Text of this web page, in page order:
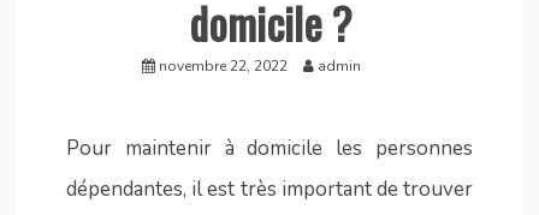
domicile ?
novembre 22, 2022 admin
Pour maintenir à domicile les personnes
dépendantes, il est très important de trouver